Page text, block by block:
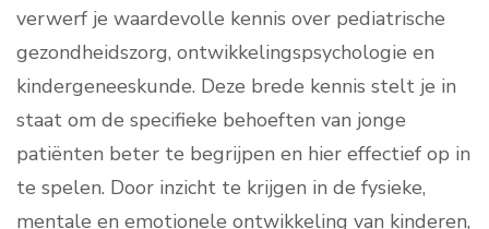
verwerf je waardevolle kennis over pediatrische
gezondheidszorg, ontwikkelingspsychologie en
kindergeneeskunde. Deze brede kennis stelt je in
staat om de specifieke behoeften van jonge
patiënten beter te begrijpen en hier effectief op in
te spelen. Door inzicht te krijgen in de fysieke,
mentale en emotionele ontwikkeling van kinderen,